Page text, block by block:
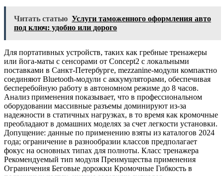
Читать статью Услуги таможенного оформления авто
под ключ: удобно или дорого
Для портативных устройств, таких как гребные тренажеры
или йога-маты с сенсорами от Concept2 с локальными
поставками в Санкт-Петербурге, mezzanine-модули компактно
соединяют Bluetooth-модули с аккумуляторами, обеспечивая
бесперебойную работу в автономном режиме до 8 часов.
Анализ применения показывает, что в профессиональном
оборудовании массивные разъемы доминируют из-за
надежности в статичных нагрузках, в то время как кромочные
преобладают в домашних моделях за счет легкости установки.
Допущение: данные по применению взяты из каталогов 2024
года; ограничение в разнообразии классов предполагает
фокус на основных типах для полноты. Класс тренажера
Рекомендуемый тип модуля Преимущества применения
Ограничения Беговые дорожки Кромочные Гибкость в